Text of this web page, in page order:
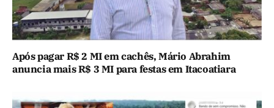
Após pagar R$ 2 MI em cachês, Mário Abrahim
anuncia mais R$ 3 MI para festas em Itacoatiara